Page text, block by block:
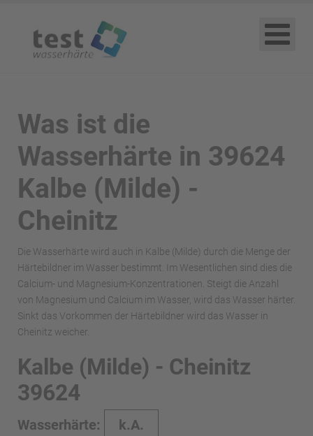
Was ist die
Wasserhärte in 39624
Kalbe (Milde) -
Cheinitz
Die Wasserhärte wird auch in Kalbe (Milde) durch die Menge der
Härtebildner im Wasser bestimmt. Im Wesentlichen sind dies die
Calcium- und Magnesium-Konzentrationen. Steigt die Anzahl
von Magnesium und Calcium im Wasser, wird das Wasser härter.
Sinkt das Vorkommen der Härtebildner wird das Wasser in
Cheinitz weicher.
Kalbe (Milde) - Cheinitz
39624
Wasserhärte: k.A.